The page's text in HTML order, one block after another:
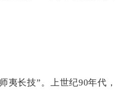
夷长技”。上世纪90年代